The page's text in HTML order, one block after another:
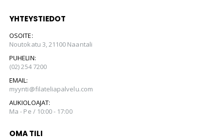
YHTEYSTIEDOT
OSOITE:
Noutokatu 3, 21100 Naantali
PUHELIN:
(02) 254 7200
EMAIL:
myynti@filateliapalvelu.com
AUKIOLOAJAT:
Ma - Pe / 10:00 - 17:00
OMA TILI